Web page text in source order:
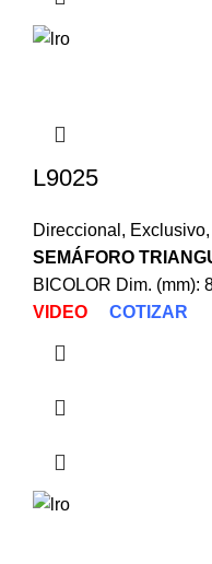
L9025
Direccional , Exclusivo,
SEMÁFORO
BICOLOR Dim. (mm):
VIDEO
COTIZAR